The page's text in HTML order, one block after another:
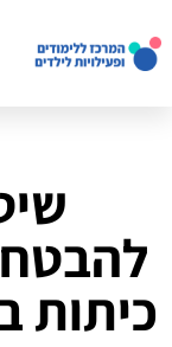
כיתות